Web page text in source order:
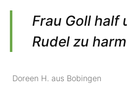
Frau Goll half
Rudel zu
Doreen H. aus Bobingen